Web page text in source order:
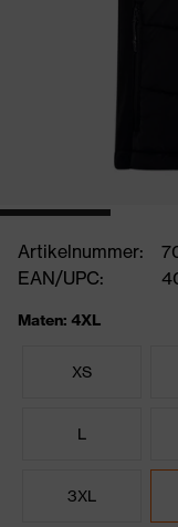
Artikelnummer:
EAN/UPC:
Maten: 4XL
XS
L
3XL